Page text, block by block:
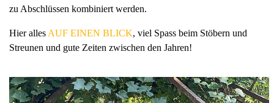
zu Abschlüssen kombiniert werden.
Hier alles AUF EINEN BLICK, viel Spass beim Stöbern und
Streunen und gute Zeiten zwischen den Jahren!